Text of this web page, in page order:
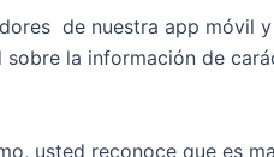
de nuestra app móvil
la información de
usted reconoce que es